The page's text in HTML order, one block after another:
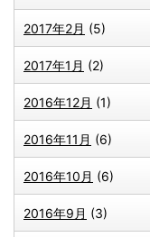
2017年2月 (5)
2017年1月 (2)
2016年12月 (1)
2016年11月 (6)
2016年10月 (6)
2016年9月 (3)